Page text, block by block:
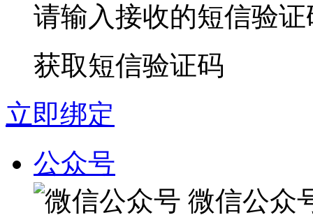
请输入接收的短信验证
获取短信验证码
立即绑定
公众号
微信公众